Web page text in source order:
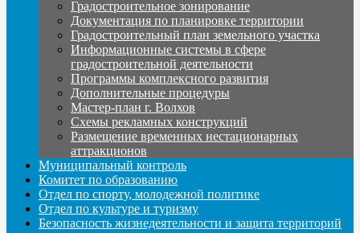
Градостроительное зонирование
Документация по планировке территории
Градостроительный план земельного участка
Информационные системы в сфере
градостроительной деятельности
Программы комплексного развития
Дополнительные процедуры
Мастер-план г. Волхов
Схемы рекламных конструкций
Размещение временных нестационарных
аттракционов
Муниципальный контроль
Комитет по образованию
Отдел по спорту, молодежной политике
Отдел по культуре и туризму
Безопасность жизнедеятельности и защита территорий